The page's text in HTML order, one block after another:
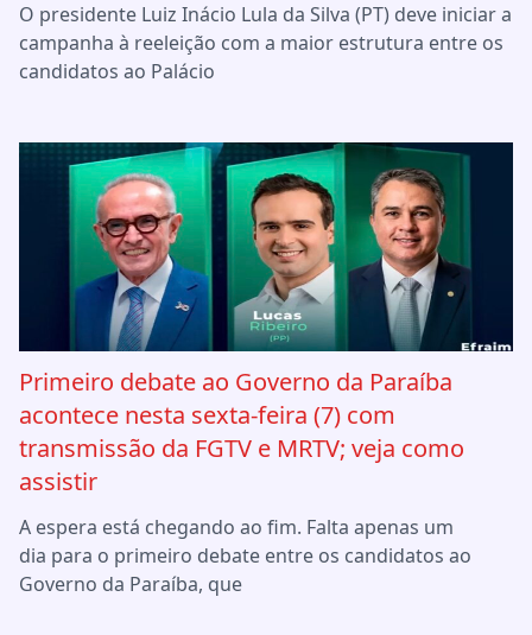
O presidente Luiz Inácio Lula da Silva (PT) deve iniciar a
campanha à reeleição com a maior estrutura entre os
candidatos ao Palácio
Primeiro debate ao Governo da Paraíba
acontece nesta sexta-feira (7) com
transmissão da FGTV e MRTV; veja como
assistir
A espera está chegando ao fim. Falta apenas um
dia para o primeiro debate entre os candidatos ao
Governo da Paraíba, que